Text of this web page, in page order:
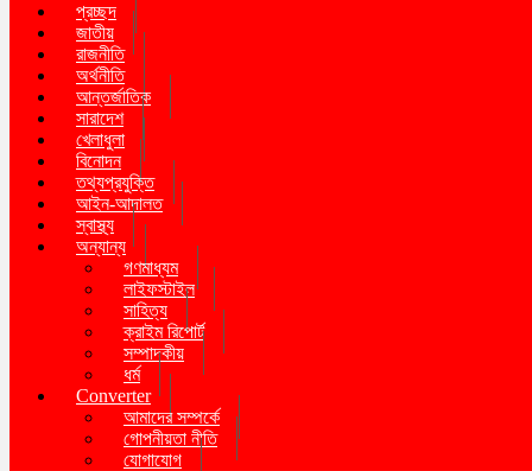
প্রচ্ছদ
জাতীয়
রাজনীতি
অর্থনীতি
আন্তর্জাতিক
সারাদেশ
খেলাধুলা
বিনোদন
তথ্যপ্রযুক্তি
আইন-আদালত
স্বাস্থ্য
অন্যান্য
গণমাধ্যম
লাইফস্টাইল
সাহিত্য
ক্রাইম রিপোর্ট
সম্পাদকীয়
ধর্ম
Converter
আমাদের সম্পর্কে
গোপনীয়তা নীতি
যোগাযোগ